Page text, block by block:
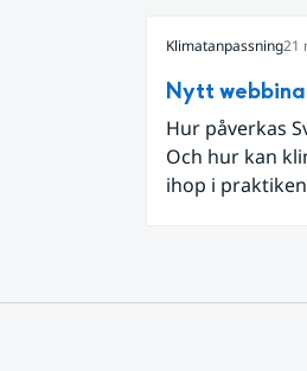
geotekniska
erosionsskydd
biologisk
Klimatanpassning21
Nytt
Hur påverkas
Och hur kan
ihop i